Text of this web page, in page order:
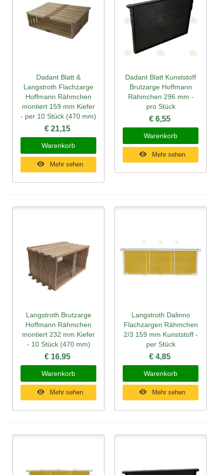
Dadant Blatt &
Langstroth Flachzarge
Hoffmann Rähmchen
montiert 159 mm Kiefer
- per 10 Stück (470 mm)
€ 21,15
Warenkorb
Mehr sehen
Dadant Blatt Kunststoff
Brutzarge Hoffmann
Rähmchen 296 mm -
pro Stück
€ 6,55
Warenkorb
Mehr sehen
Langstroth Brutzarge
Hoffmann Rähmchen
montiert 232 mm Kiefer
- 10 Stück (470 mm)
€ 16,95
Warenkorb
Mehr sehen
Langstroth Dalinno
Flachzargen Rähmchen
2/3 159 mm Kunststoff -
per Stück
€ 4,85
Warenkorb
Mehr sehen